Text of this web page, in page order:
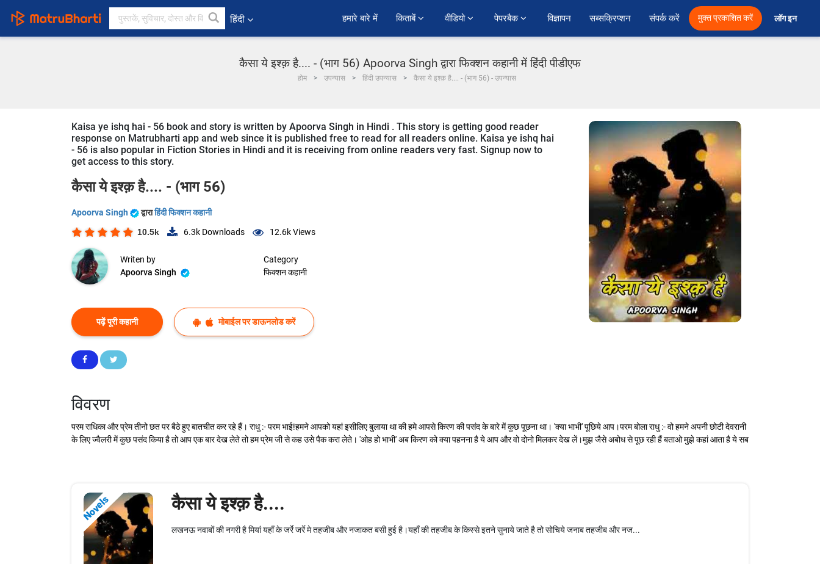
हिंदी हमारे बारे में किताबें वीडियो पेपरबैक विज्ञापन सब्सक्रिप्शन संपर्क करें मुक्त प्रकाशित करें लॉग इन
कैसा ये इश्क़ है.... - (भाग 56) Apoorva Singh द्वारा फिक्शन कहानी में हिंदी पीडीएफ
होम उपन्यास हिंदी उपन्यास कैसा ये इश्क़ है.... - (भाग 56) - उपन्यास
Kaisa ye ishq hai - 56 book and story is written by Apoorva Singh in Hindi . This story is getting good reader
response on Matrubharti app and web since it is published free to read for all readers online. Kaisa ye ishq hai
- 56 is also popular in Fiction Stories in Hindi and it is receiving from online readers very fast. Signup now to
get access to this story.
कैसा ये इश्क़ है.... - (भाग 56)
Apoorva Singh द्वाराहिंदी फिक्शन कहानी
10.5k 6.3k Downloads 12.6kViews
Writen by
Apoorva Singh
Category
फिक्शन कहानी
पढ़ें पूरी कहानी मोबाईल पर डाऊनलोड करें
विवरण
परम राधिका और प्रेम तीनो छत पर बैठे हुए बातचीत कर रहे हैं। राधु :- परम भाई!हमने आपको यहां इसीलिए बुलाया था की हमे आपसे किरण की पसंद के बारे में कुछ पूछना था। 'क्या भाभी' पूछिये आप।परम बोला राधु :- वो हमने अपनी छोटी देवरानी
के लिए ज्वैलरी में कुछ पसंद किया है तो आप एक बार देख लेते तो हम प्रेम जी से कह उसे पैक करा लेते। 'ओह हो भाभी' अब किरण को क्या पहनना है ये आप और वो दोनो मिलकर देख लें।मुझ जैसे अबोध से पूछ रही हैं बताओ मुझे कहां आता है ये सब
Novels कैसा ये इश्क़ है....
लखनऊ नवाबों की नगरी है मियां यहाँ के जर्रे जर्रे मे तहजीब और नजाकत बसी हुई है।यहाँ की तहजीब के किस्से इतने सुनाये जाते है तो सोचिये जनाब तहजीब और नज...